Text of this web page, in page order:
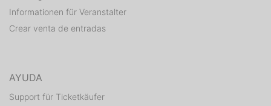
Informationen für Veranstalter
Crear venta de entradas
AYUDA
Support für Ticketkäufer